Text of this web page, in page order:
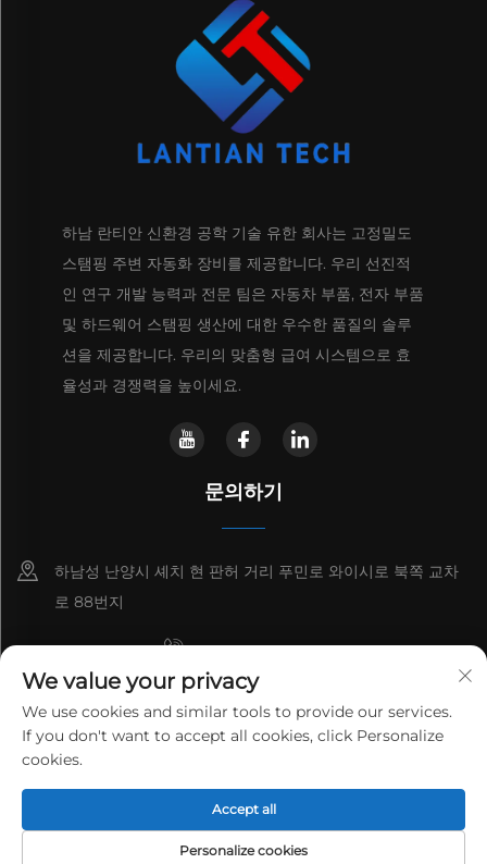
하남 란티안 신환경 공학 기술 유한 회사는 고정밀도
스탬핑 주변 자동화 장비를 제공합니다. 우리 선진적
인 연구 개발 능력과 전문 팀은 자동차 부품, 전자 부품
및 하드웨어 스탬핑 생산에 대한 우수한 품질의 솔루
션을 제공합니다. 우리의 맞춤형 급여 시스템으로 효
율성과 경쟁력을 높이세요.
문의하기
하남성 난양시 셰치 현 판허 거리 푸민로 와이시로 북쪽 교차
로 88번지
+8615993153189
+86-13137795975
[email protected]
저작권 © 2025 허난 란티안 신 환경보호 공정 기술 유한 회사. 모든 권리
We value your privacy
We use cookies and similar tools to provide our services.
If you don't want to accept all cookies, click Personalize
cookies.
Personalize cookies
Accept all